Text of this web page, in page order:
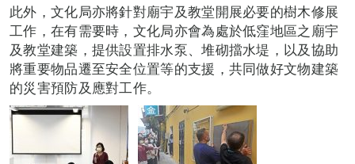
此外，文化局亦將針對廟宇及教堂開展必要的樹木修展
工作，在有需要時，文化局亦會為處於低窪地區之廟宇
及教堂建築，提供設置排水泵、堆砌擋水堤，以及協助
將重要物品遷至安全位置等的支援，共同做好文物建築
的災害預防及應對工作。